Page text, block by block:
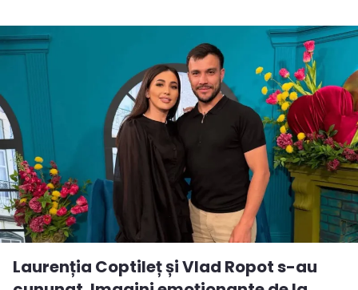
Laurenția Coptileț și Vlad Ropot s-au